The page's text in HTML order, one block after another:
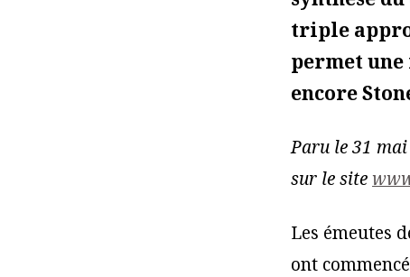
triple
permet
encore
Paru le 31
sur le site
Les émeutes
ont